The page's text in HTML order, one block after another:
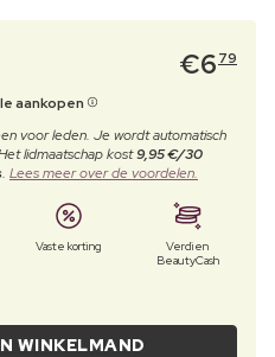
€6 79
aankopen
voor leden. Je wordt automatisch
lidmaatschap kost9,95 €/30
. Lees meer over de voordelen.
Vaste korting
Verdien
BeautyCash
WINKELMAND